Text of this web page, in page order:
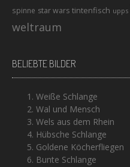
spinne star wars tintenfisch upps
weltraum
BELIEBTE BILDER
Weiße Schlange
Wal und Mensch
Wels aus dem Rhein
Hübsche Schlange
Goldene Köcherfliegen
Bunte Schlange